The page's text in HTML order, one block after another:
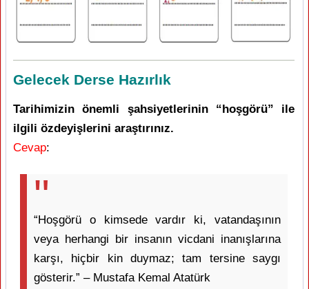
Gelecek Derse Hazırlık
Tarihimizin önemli şahsiyetlerinin “hoşgörü” ile
ilgili özdeyişlerini araştırınız.
Cevap:
“Hoşgörü o kimsede vardır ki, vatandaşının
veya herhangi bir insanın vicdani inanışlarına
karşı, hiçbir kin duymaz; tam tersine saygı
gösterir.” – Mustafa Kemal Atatürk